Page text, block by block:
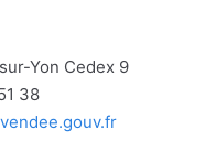
Yon Cedex 9
38
Site
vendee.gouv.fr